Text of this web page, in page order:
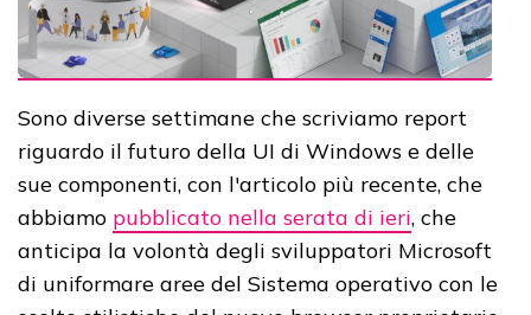
Sono diverse settimane che scriviamo report
riguardo il futuro della UI di Windows e delle
sue componenti, con l'articolo più recente, che
abbiamo pubblicato nella serata di ieri, che
anticipa la volontà degli sviluppatori Microsoft
di uniformare aree del Sistema operativo con le